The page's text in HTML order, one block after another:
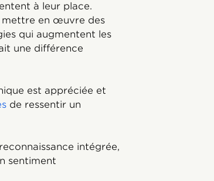
à leur place.
mettre en œuvre des
qui augmentent les
une différence
est appréciée et
de ressentir un
intégrée,
sentiment